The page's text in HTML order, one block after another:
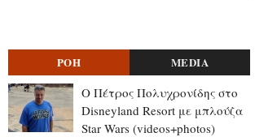
ΡΟΗ MEDIA
Ο Πέτρος Πολυχρονίδης στο
Disneyland Resort με μπλούζα
Star Wars (videos+photos)